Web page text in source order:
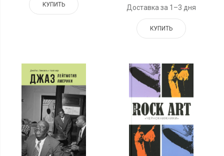
КУПИТЬ Доставка за 1–3 дня
КУПИТЬ